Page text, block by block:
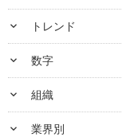
keyboard_arrow_down トレンド
keyboard_arrow_down 数字
keyboard_arrow_down 組織
keyboard_arrow_down 業界別